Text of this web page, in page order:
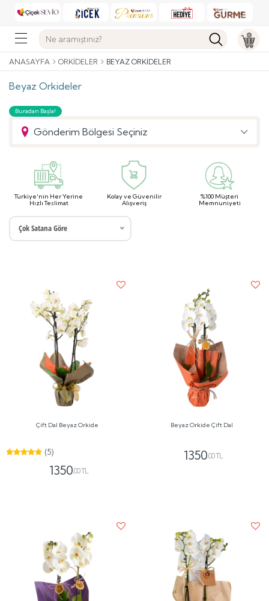
ANASAYFA ORKIDELER BEYAZ ORKIDELER
Beyaz Orkideler
Buradan Başla!
Gönderim Bölgesi Seçiniz
Türkiye'nin Her Yerine
Hızlı Teslimat
Kolay ve Güvenilir
Alışveriş
%100 Müşteri
Memnuniyeti
Çok Satana Göre
Çift Dal Beyaz Orkide
(5)
1350,00 TL
Beyaz Orkide Çift Dal
1350,00 TL